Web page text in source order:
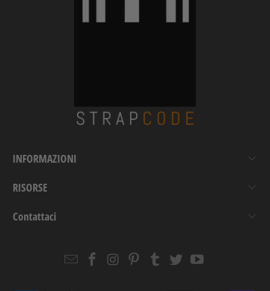
INFORMAZIONI
RISORSE
Contattaci
EmailStrapcode
Strapcode
Strapcode
Strapcode
Strapcode